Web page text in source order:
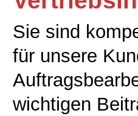
Sie sind
für unsere
wichtigen